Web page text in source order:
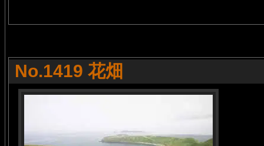
No.1419 花畑